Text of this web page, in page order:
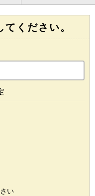
ください。
い